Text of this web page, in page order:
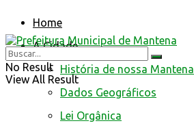
Home
A Cidade
História de nossa Mantena
Dados Geográficos
Lei Orgânica
No Result
View All Result